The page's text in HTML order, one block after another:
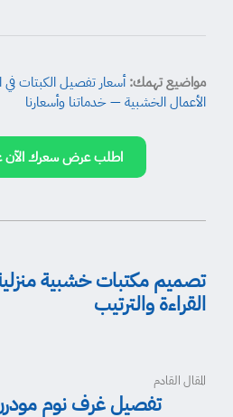
مواضيع تهمك: أسعار تفصيل الكبتات في
الأعمال الخشبية — خدماتنا وأسعارنا
اطلب عرض سعرك الآن
تصميم مكتبات خشبية
القراءة والترتيب
المقال القادم
تفصيل غرف نوم